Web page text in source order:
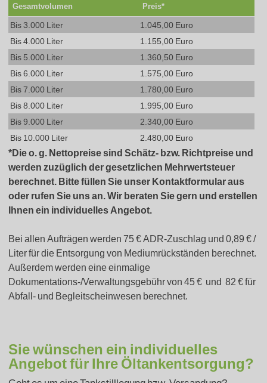
Gesamtvolumen Preis*
Bis 3.000 Liter
1.045,00 Euro
Bis 4.000 Liter
1.155,00 Euro
Bis 5.000 Liter
1.360,50 Euro
Bis 6.000 Liter
1.575,00 Euro
Bis 7.000 Liter
1.780,00 Euro
Bis 8.000 Liter
1.995,00 Euro
Bis 9.000 Liter
2.340,00 Euro
Bis 10.000 Liter
2.480,00 Euro
*Die o. g. Nettopreise sind Schätz- bzw. Richtpreise und
werden zuzüglich der gesetzlichen Mehrwertsteuer
berechnet. Bitte füllen Sie unser Kontaktformular aus
oder rufen Sie uns an. Wir beraten Sie gern und erstellen
Ihnen ein individuelles Angebot.
Bei allen Aufträgen werden 75 € ADR-Zuschlag und 0,89 € /
Liter für die Entsorgung von Mediumrückständen berechnet.
Außerdem werden eine einmalige
Dokumentations-/Verwaltungsgebühr von 45 € und 82 € für
Abfall- und Begleitscheinwesen berechnet.
Sie wünschen ein individuelles
Angebot für Ihre Öltankentsorgung?